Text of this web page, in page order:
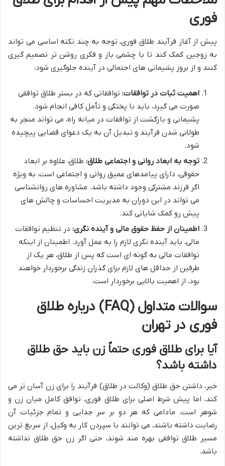
فوری
پیش از آغاز فرآیند طلاق فوری، توجه به چند نکته اساسی می تواند
به زوجین کمک کند تا با چشمی باز و فکری روشن تر تصمیم گیری
کنند و از بروز پشیمانی های احتمالی در آینده جلوگیری شود:
اهمیت ثبات در توافقات: توافقاتی که در بستر طلاق توافقی
صورت می گیرد، باید با پختگی و تأمل کافی انجام شود.
پشیمانی و بازگشت از توافقات در میانه راه، می تواند منجر به
طولانی شدن فرآیند و تبدیل آن به یک دعوای قضایی پیچیده
شود.
توجه به ابعاد روانی و اجتماعی طلاق: طلاق، علاوه بر ابعاد
حقوقی، دارای پیامدهای عمیق روانی و اجتماعی است، به ویژه
اگر فرزند مشترکی وجود داشته باشد. مشاوره های روانشناسی
می تواند در این دوران به مدیریت احساسات و چالش های
پیش رو کمک شایانی کند.
اطمینان از حفظ حقوق مالی و آینده نگری: در تنظیم توافقات
مالی، باید آینده نگری لازم را به عمل آورد. اطمینان از اینکه
توافقات مالی به گونه ای است که پس از طلاق، هر یک از
طرفین از حداقل های لازم برای گذران زندگی برخوردار خواهند
بود، از اهمیت بالایی برخوردار است.
سوالات متداول (FAQ) درباره طلاق
فوری در تهران
آیا برای طلاق فوری حتماً زن باید حق طلاق
داشته باشد؟
خیر، داشتن حق طلاق (وکالت در طلاق) فرآیند را برای زن آسان تر می
کند، اما پیش شرط اصلی برای طلاق فوری، توافق کامل میان زن و
شوهر است. مادامی که هر دو بر سر جدایی و تمام جزئیات آن
رضایت داشته باشند، می توانند با سپردن کار به وکیل، از سریع ترین
مسیر طلاق توافقی بهره مند شوند، حتی اگر زن حق طلاق نداشته
باشد.